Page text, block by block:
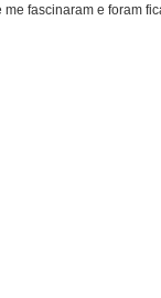
me fascinaram e foram